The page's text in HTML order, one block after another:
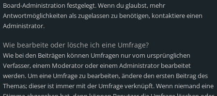
Board-Administration festgelegt. Wenn du glaubst, mehr
Antwortmöglichkeiten als zugelassen zu benötigen, kontaktiere einen
Administrator.
Wie bearbeite oder lösche ich eine Umfrage?
Wie bei den Beiträgen können Umfragen nur vom ursprünglichen
Verfasser, einem Moderator oder einem Administrator bearbeitet
werden. Um eine Umfrage zu bearbeiten, ändere den ersten Beitrag des
Themas; dieser ist immer mit der Umfrage verknüpft. Wenn niemand eine